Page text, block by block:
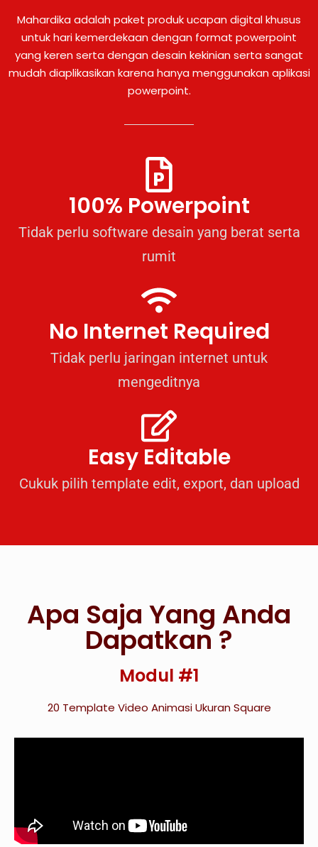
Mahardika adalah paket produk ucapan digital khusus
untuk hari kemerdekaan dengan format powerpoint
yang keren serta dengan desain kekinian serta sangat
mudah diaplikasikan karena hanya menggunakan aplikasi
powerpoint.
100% Powerpoint
Tidak perlu software desain yang berat serta
rumit
No Internet Required
Tidak perlu jaringan internet untuk
mengeditnya
Easy Editable
Cukuk pilih template edit, export, dan upload
Apa Saja Yang Anda
Dapatkan ?
Modul #1
20 Template Video Animasi Ukuran Square